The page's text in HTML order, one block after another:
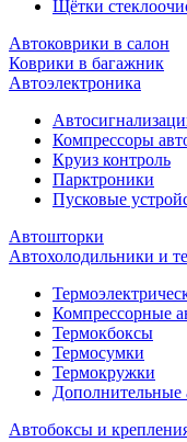
Щётки
Автоковрики в салон
Коврики в багажник
Автоэлектроника
Компрессоры
Круиз контроль
Парктроники
Пусковые
Автошторки
Автохолодильники и
Компрессорные
Термокбоксы
Термосумки
Термокружки
Дополнительные
Автобоксы и